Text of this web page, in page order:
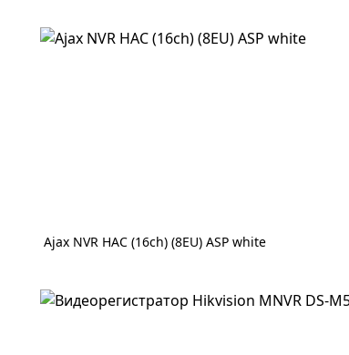
Ajax NVR HAC (16ch) (8EU) ASP white